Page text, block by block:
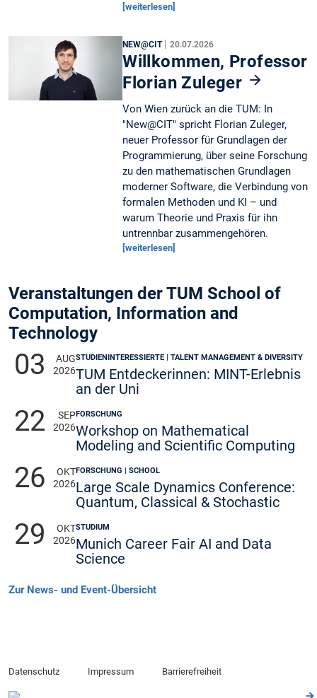
[weiterlesen]
NEW@CIT |20.07.2026
Willkommen, Professor
Florian Zuleger
Von Wien zurück an die TUM: In
"New@CIT" spricht Florian Zuleger,
neuer Professor für Grundlagen der
Programmierung, über seine Forschung
zu den mathematischen Grundlagen
moderner Software, die Verbindung von
formalen Methoden und KI – und
warum Theorie und Praxis für ihn
untrennbar zusammengehören.
[weiterlesen]
Veranstaltungen der TUM School of
Computation, Information and
Technology
03
AUG
2026
STUDIENINTERESSIERTE | TALENT MANAGEMENT & DIVERSITY
TUM Entdeckerinnen: MINT-Erlebnis
an der Uni
22
SEP
2026
FORSCHUNG
Workshop on Mathematical
Modeling and Scientific Computing
26
OKT
2026
FORSCHUNG | SCHOOL
Large Scale Dynamics Conference:
Quantum, Classical & Stochastic
29
OKT
2026
STUDIUM
Munich Career Fair AI and Data
Science
Zur News- und Event-Übersicht
Datenschutz Impressum Barrierefreiheit